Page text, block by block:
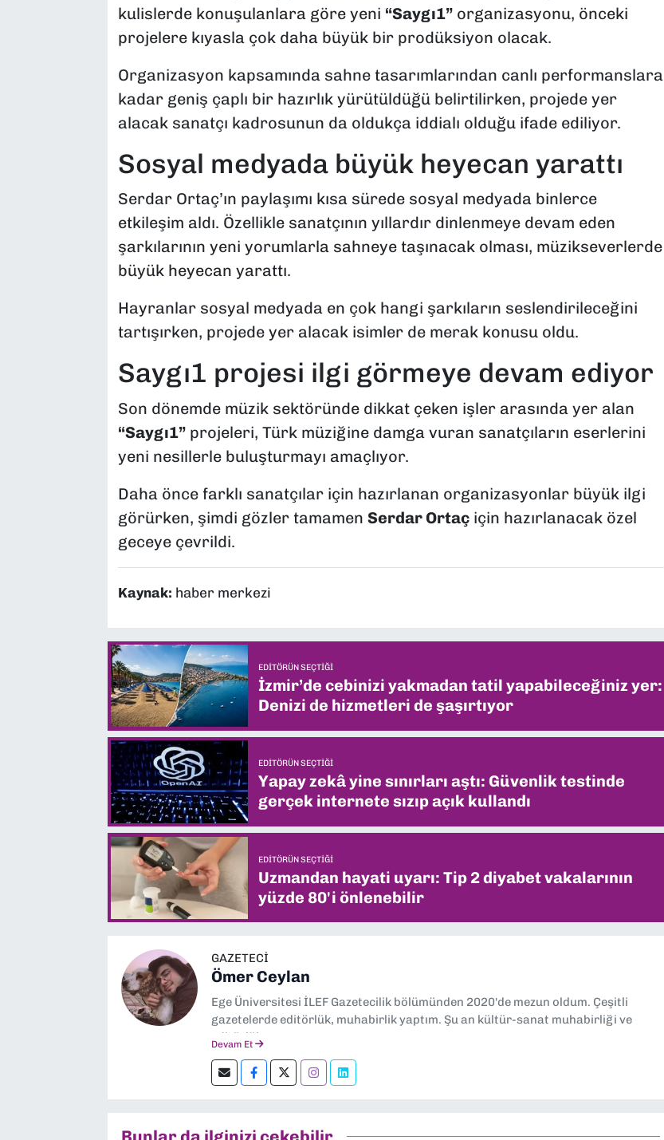
kulislerde konuşulanlara göre yeni “Saygı1”organizasyonu, önceki
projelere kıyasla çok daha büyük bir prodüksiyon olacak.
Organizasyon kapsamında sahne tasarımlarından canlı performanslara
kadar geniş çaplı bir hazırlık yürütüldüğü belirtilirken, projede yer
alacak sanatçı kadrosunun da oldukça iddialı olduğu ifade ediliyor.
Sosyal medyada büyük heyecan yarattı
Serdar Ortaç’ın paylaşımı kısa sürede sosyal medyada binlerce
etkileşim aldı. Özellikle sanatçının yıllardır dinlenmeye devam eden
şarkılarının yeni yorumlarla sahneye taşınacak olması, müzikseverlerde
büyük heyecan yarattı.
Hayranlar sosyal medyada en çok hangi şarkıların seslendirileceğini
tartışırken, projede yer alacak isimler de merak konusu oldu.
Saygı1 projesi ilgi görmeye devam ediyor
Son dönemde müzik sektöründe dikkat çeken işler arasında yer alan
“Saygı1”projeleri, Türk müziğine damga vuran sanatçıların eserlerini
yeni nesillerle buluşturmayı amaçlıyor.
Daha önce farklı sanatçılar için hazırlanan organizasyonlar büyük ilgi
görürken, şimdi gözler tamamen Serdar Ortaçiçin hazırlanacak özel
geceye çevrildi.
Kaynak: haber merkezi
EDITÖRÜN SEÇTIĞI
İzmir’de cebinizi yakmadan tatil yapabileceğiniz yer:
Denizi de hizmetleri de şaşırtıyor
EDITÖRÜN SEÇTIĞI
Yapay zekâ yine sınırları aştı: Güvenlik testinde
gerçek internete sızıp açık kullandı
EDITÖRÜN SEÇTIĞI
Uzmandan hayati uyarı: Tip 2 diyabet vakalarının
yüzde 80'i önlenebilir
GAZETECİ
Ömer Ceylan
Ege Üniversitesi İLEF Gazetecilik bölümünden 2020'de mezun oldum. Çeşitli
gazetelerde editörlük, muhabirlik yaptım. Şu an kültür-sanat muhabirliği ve
editörlük yapıyorum.
Devam Et